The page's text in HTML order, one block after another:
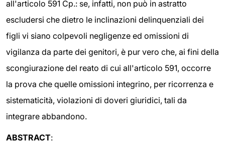
all'articolo 591 Cp.: se, infatti, non può in astratto
escludersi che dietro le inclinazioni delinquenziali dei
figli vi siano colpevoli negligenze ed omissioni di
vigilanza da parte dei genitori, è pur vero che, ai fini della
scongiurazione del reato di cui all'articolo 591, occorre
la prova che quelle omissioni integrino, per ricorrenza e
sistematicità, violazioni di doveri giuridici, tali da
integrare abbandono.
ABSTRACT: